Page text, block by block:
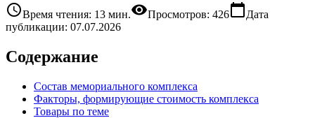
scheduleВремя чтения: 13 мин.visibilityПросмотров: 426calendar_todayДата
публикации: 07.07.2026
Содержание
Состав мемориального комплекса
Факторы, формирующие стоимость комплекса
Товары по теме